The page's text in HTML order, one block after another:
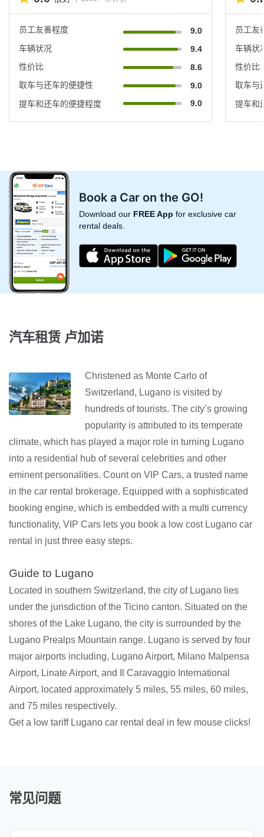
员工友善程度
9.0
车辆状况
9.4
性价比
8.6
取车与还车的便捷性
9.0
提车和还车的便捷程度
9.0
员工友
车辆状
性价比
取车与
提车和
Book a Car on the GO!
Download our FREE App for exclusive car
rental deals.
汽车租赁 卢加诺
Christened as Monte Carlo of
Switzerland, Lugano is visited by
hundreds of tourists. The city’s growing
popularity is attributed to its temperate
climate, which has played a major role in turning Lugano
into a residential hub of several celebrities and other
eminent personalities. Count on VIP Cars, a trusted name
in the car rental brokerage. Equipped with a sophisticated
booking engine, which is embedded with a multi currency
functionality, VIP Cars lets you book a low cost Lugano car
rental in just three easy steps.
Guide to Lugano
Located in southern Switzerland, the city of Lugano lies
under the jurisdiction of the Ticino canton. Situated on the
shores of the Lake Lugano, the city is surrounded by the
Lugano Prealps Mountain range. Lugano is served by four
major airports including, Lugano Airport, Milano Malpensa
Airport, Linate Airport, and Il Caravaggio International
Airport, located approximately 5 miles, 55 miles, 60 miles,
and 75 miles respectively.
Get a low tariff Lugano car rental deal in few mouse clicks!
常见问题